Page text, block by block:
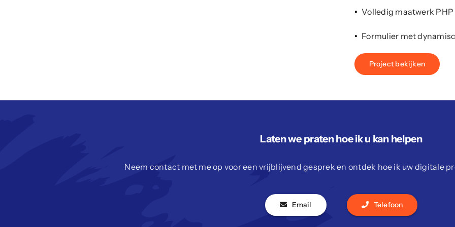
Volledig maatwerk PHP
Formulier met
Project bekijken
Laten we praten hoe ik u kan helpen
Neem contact met me op voor een vrijblijvend gesprek en ontdek hoe ik uw digitale
Email Telefoon